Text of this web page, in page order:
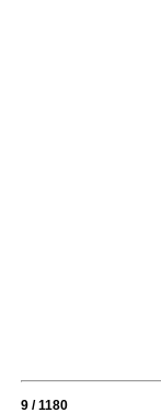
9 / 1180